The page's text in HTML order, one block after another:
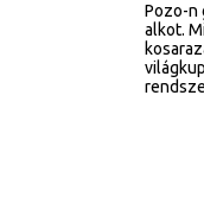
Pozo-n
alkot.